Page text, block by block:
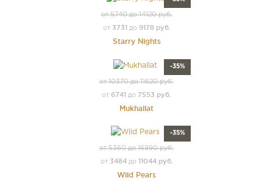
от 5740 до 14120 руб.
от 3731 до 9178 руб.
Starry Nights
-35%
от 10370 до 11620 руб.
от 6741 до 7553 руб.
Mukhallat
-35%
от 5360 до 16990 руб.
от 3484до 11044 руб.
Wild Pears